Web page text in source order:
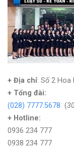
+ Địa chỉ: Số 2 Hoa
+ Tổng đài:
(028) 7777.5678 (
+ Hotline:
0936 234 777
0938 234 777